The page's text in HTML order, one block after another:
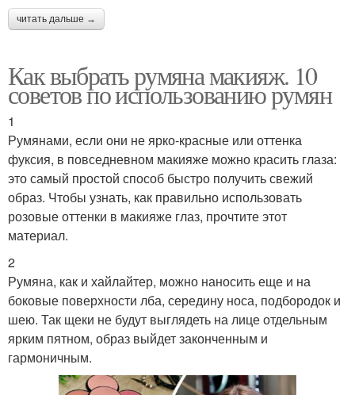
читать дальше →
Как выбрать румяна макияж. 10
советов по использованию румян
1
Румянами, если они не ярко-красные или оттенка
фуксия, в повседневном макияже можно красить глаза:
это самый простой способ быстро получить свежий
образ. Чтобы узнать, как правильно использовать
розовые оттенки в макияже глаз, прочтите этот
материал.
2
Румяна, как и хайлайтер, можно наносить еще и на
боковые поверхности лба, середину носа, подбородок и
шею. Так щеки не будут выглядеть на лице отдельным
ярким пятном, образ выйдет законченным и
гармоничным.